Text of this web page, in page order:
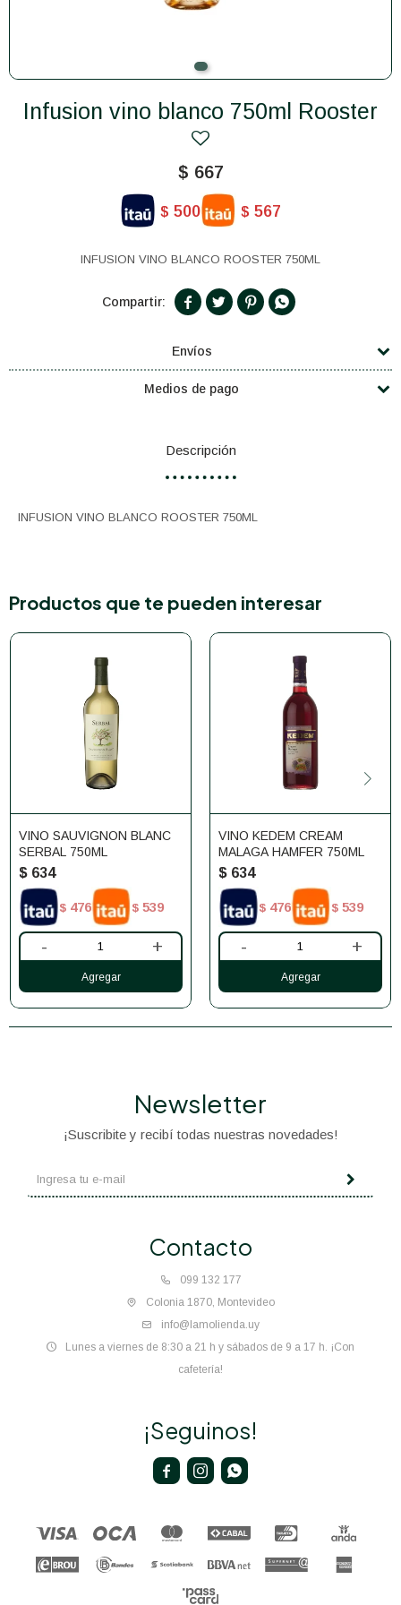
Infusion vino blanco 750ml Rooster
$ 667
$ 500 $ 567
INFUSION VINO BLANCO ROOSTER 750ML
   
Envíos
Medios de pago
Descripción
INFUSION VINO BLANCO ROOSTER 750ML
Productos que te pueden interesar
VINO SAUVIGNON BLANC
SERBAL 750ML
$ 634
$ 476 $ 539
- +
VINO KEDEM CREAM
MALAGA HAMFER 750ML
$ 634
$ 476 $ 539
- +
Contacto
099 132 177
Colonia 1870, Montevideo
info@lamolienda.uy
Lunes a viernes de 8:30 a 21 h y sábados de 9 a 17 h. ¡Con
cafetería!
Newsletter
¡Suscribite y recibí todas nuestras novedades!
¡Seguinos!
  